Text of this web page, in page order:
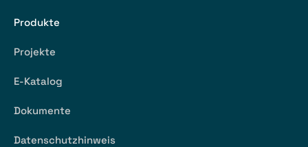
Produkte
Projekte
E-Katalog
Dokumente
Datenschutzhinweis